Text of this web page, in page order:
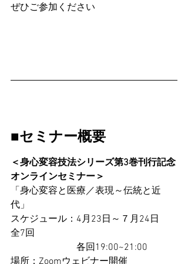
ぜひご参加ください
■セミナー概要
＜身心変容技法シリーズ第3巻刊行記念
オンラインセミナー＞
「身心変容と医療／表現～伝統と近
代」
スケジュール：4月23日～７月24日
全7回
各回19:00~21:00
場所：Zoomウェビナー開催